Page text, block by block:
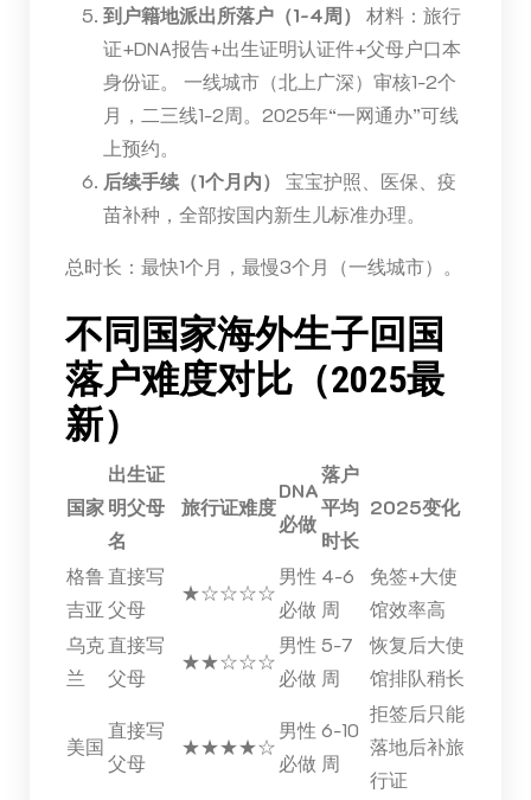
到户籍地派出所落户（1-4周）
材料：旅行
证+DNA报告+出生证明认证件+父母户口本
身份证。 一线城市（北上广深）审核1-2个
月，二三线1-2周。2025年“一网通办”可线
上预约。
后续手续（1个月内）
宝宝护照、医保、疫
苗补种，全部按国内新生儿标准办理。
总时长：最快1个月，最慢3个月（一线城市）。
不同国家海外生子回国
落户难度对比（2025最
新）
国家
出生证
明父母
名
旅行证难度
DNA
必做
落户
平均
时长
2025变化
格鲁
吉亚
直接写
父母
★☆☆☆☆
男性
必做
4-6
周
免签+大使
馆效率高
乌克
兰
直接写
父母
★★☆☆☆
男性
必做
5-7
周
恢复后大使
馆排队稍长
美国
直接写
父母
★★★★☆
男性
必做
6-10
周
拒签后只能
落地后补旅
行证